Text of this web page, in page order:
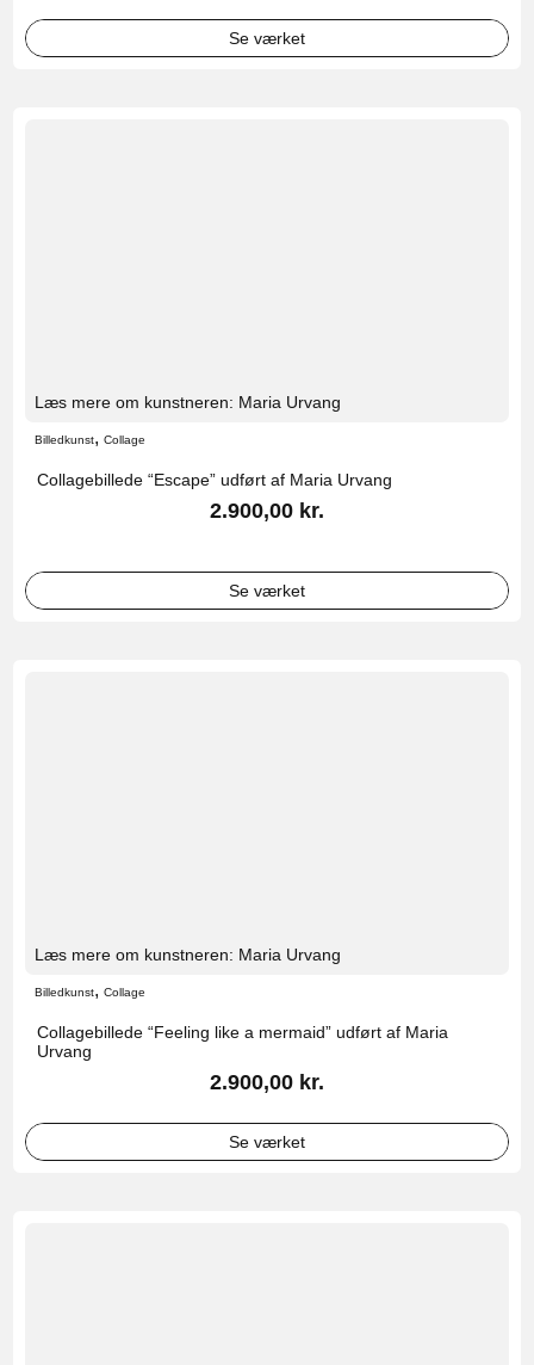
Se værket
Læs mere om kunstneren: Maria Urvang
Billedkunst, Collage
Collagebillede “Escape” udført af Maria Urvang
2.900,00 kr.
Se værket
Læs mere om kunstneren: Maria Urvang
Billedkunst, Collage
Collagebillede “Feeling like a mermaid” udført af Maria
Urvang
2.900,00 kr.
Se værket